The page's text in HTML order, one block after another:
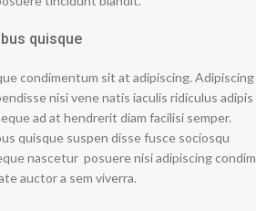
quisque
condimentum sit at adipiscing. Adipiscing
nisi vene natis iaculis ridiculus adipis
ad at hendrerit diam facilisi semper.
quisque suspen disse fusce sociosqu
nascetur posuere nisi adipiscing condim
auctor a sem viverra.